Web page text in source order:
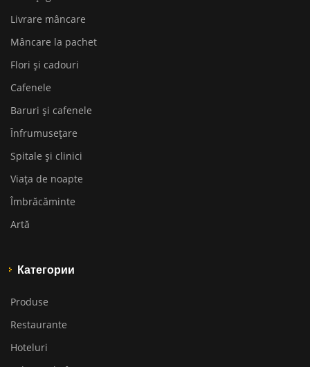
Livrare mâncare
Mâncare la pachet
Flori și cadouri
Cafenele
Baruri și cafenele
Înfrumusețare
Spitale și clinici
Viața de noapte
Îmbrăcăminte
Artă
Категории
Produse
Restaurante
Hoteluri